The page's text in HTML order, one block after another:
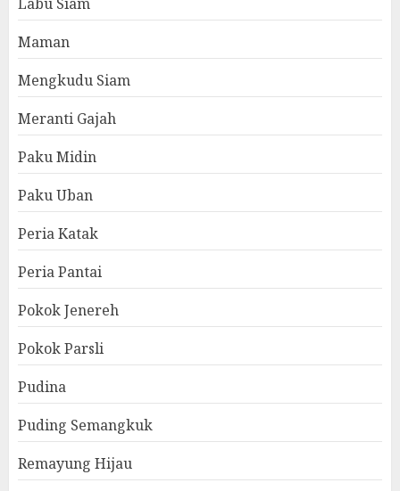
Maman
Mengkudu Siam
Meranti Gajah
Paku Midin
Paku Uban
Peria Katak
Peria Pantai
Pokok Jenereh
Pokok Parsli
Pudina
Puding Semangkuk
Remayung Hijau